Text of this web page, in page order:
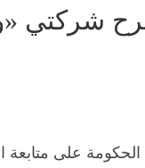
شركتي
على متابعة